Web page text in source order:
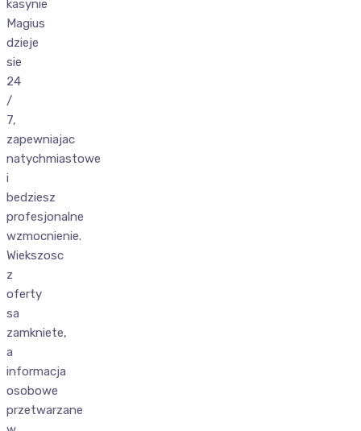
kasynie
Magius
dzieje
sie
24
/
7,
zapewniajac
natychmiastowe
i
bedziesz
profesjonalne
wzmocnienie.
Wiekszosc
z
oferty
sa
zamkniete,
a
informacja
osobowe
przetwarzane